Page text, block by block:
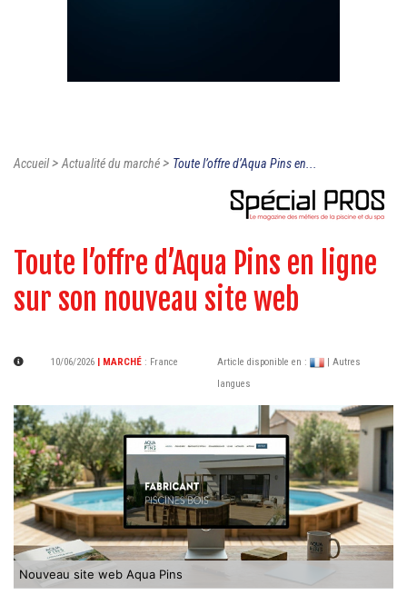
Accueil>Actualité du marché> Toute l’offre d’Aqua Pins en...
Toute l’offre d’Aqua Pins en ligne
sur son nouveau site web
10/06/2026 | MARCHÉ : France Article disponible en :
| Autres
langues
Nouveau site web Aqua Pins